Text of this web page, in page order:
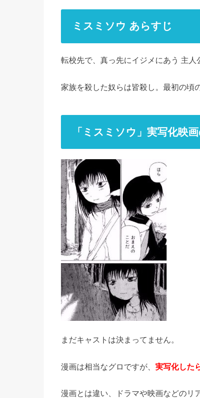
ミスミソウ あらすじ
転校先で、真っ先にイジメにあう 主人
家族を殺した奴らは皆殺し。最初の頃
「ミスミソウ」実写化映
まだキャストは決まってません。
漫画は相当なグロですが、 実写化した